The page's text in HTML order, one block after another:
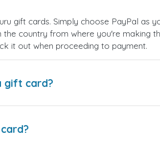
gift cards. Simply choose PayPal as
country from where you're making
it out when proceeding to payment.
gift card?